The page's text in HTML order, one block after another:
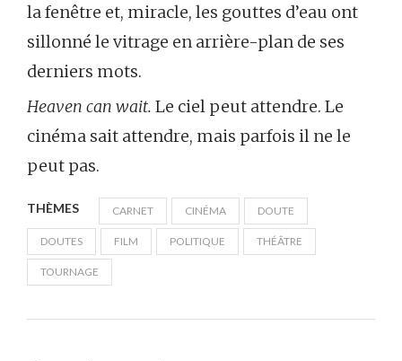
la fenêtre et, miracle, les gouttes d’eau ont
sillonné le vitrage en arrière-plan de ses
derniers mots.
Heaven can wait. Le ciel peut attendre. Le
cinéma sait attendre, mais parfois il ne le
peut pas.
THÈMES CARNET CINÉMA DOUTE
DOUTES FILM POLITIQUE THÉÂTRE
TOURNAGE